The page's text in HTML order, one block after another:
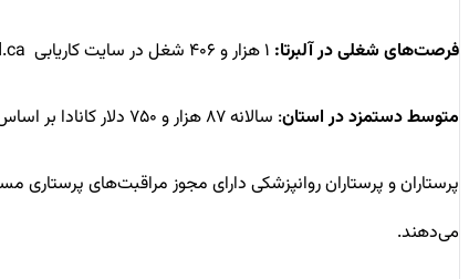
فرصت‌های شغلی در آلبرتا:
متوسط دستمزد در استان: سالانه ۸۷ هزار و ۷۵۰ دلار کانادا بر اساس ۳۷٫۵ ساعت کار در هفته
پرستاران و پرستاران روانپزشکی دارای مجوز مراقبت‌های پرستاری
می‌دهند.